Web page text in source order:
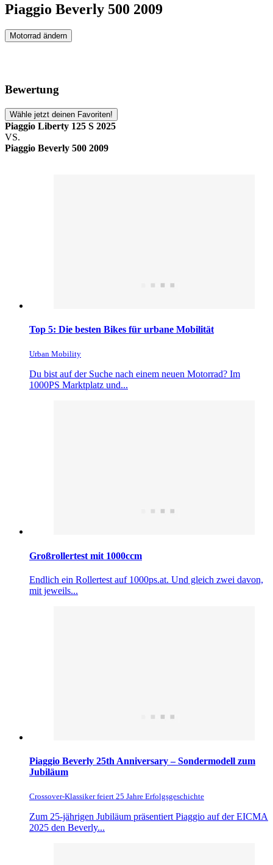
Piaggio Beverly 500 2009
Motorrad ändern
Bewertung
Wähle jetzt deinen Favoriten!
Piaggio Liberty 125 S 2025
VS.
Piaggio Beverly 500 2009
Top 5: Die besten Bikes für urbane Mobilität
Urban Mobility
Du bist auf der Suche nach einem neuen Motorrad? Im
1000PS Marktplatz und...
Großrollertest mit 1000ccm
Endlich ein Rollertest auf 1000ps.at. Und gleich zwei davon,
mit jeweils...
Piaggio Beverly 25th Anniversary – Sondermodell zum
Jubiläum
Crossover-Klassiker feiert 25 Jahre Erfolgsgeschichte
Zum 25-jährigen Jubiläum präsentiert Piaggio auf der EICMA
2025 den Beverly...